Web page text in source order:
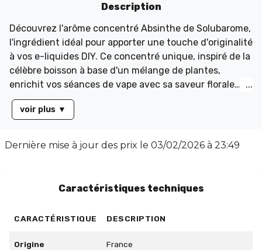
Description
Découvrez l'arôme concentré Absinthe de Solubarome,
l'ingrédient idéal pour apporter une touche d'originalité
à vos e-liquides DIY. Ce concentré unique, inspiré de la
célèbre boisson à base d'un mélange de plantes,
enrichit vos séances de vape avec sa saveur florale
puissante et son goût légèrement amer et sucré. Pour
une expérience optimale, suivez les dosages
22.5% pour 30/70, et 30% pour 00/100. Laissez
pour les amateurs de nouveautés gustatives.
voir plus ▼
Dernière mise à jour des prix le 03/02/2026 à 23:49
Caractéristiques techniques
CARACTÉRISTIQUE DESCRIPTION
Origine France